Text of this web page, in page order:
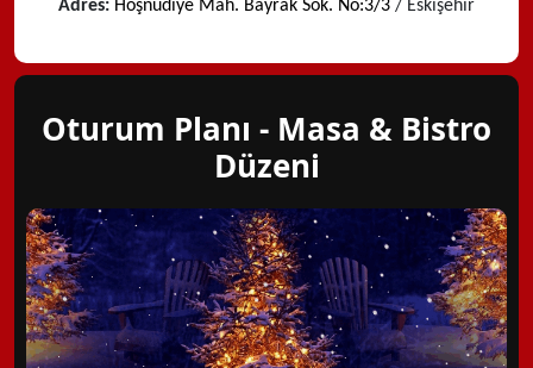
Adres: Hoşnudiye Mah. Bayrak Sok. No:3/3 / Eskişehir
Oturum Planı - Masa & Bistro
Düzeni